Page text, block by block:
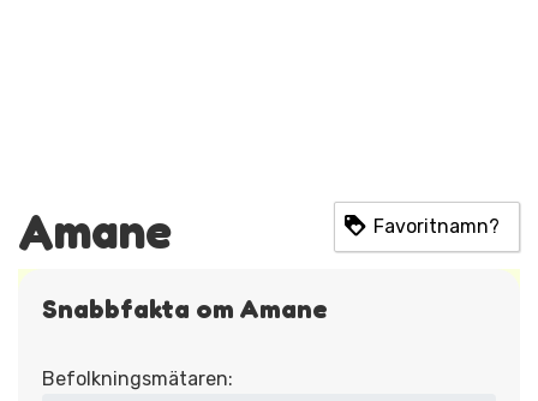
Amane Favoritnamn?
Snabbfakta om Amane
Befolkningsmätaren: